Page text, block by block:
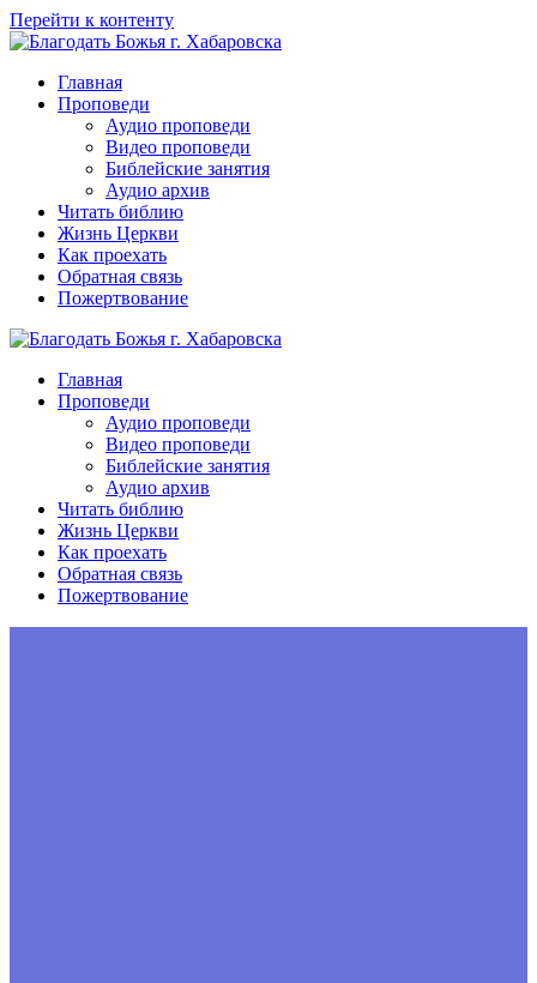
Перейти к контенту
Главная
Проповеди
Аудио проповеди
Видео проповеди
Библейские занятия
Аудио архив
Читать библию
Жизнь Церкви
Как проехать
Обратная связь
Пожертвование
Главная
Проповеди
Аудио проповеди
Видео проповеди
Библейские занятия
Аудио архив
Читать библию
Жизнь Церкви
Как проехать
Обратная связь
Пожертвование